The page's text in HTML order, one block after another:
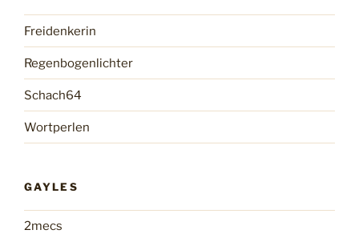
Freidenkerin
Regenbogenlichter
Schach64
Wortperlen
GAYLES
2mecs